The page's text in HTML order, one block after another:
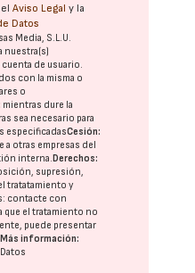
elAviso Legal y la
Datos
Media, S.L.U.
nuestra(s)
de usuario.
con la misma o
o
mientras dure la
sea necesario para
especificadasCesión:
a otras empresas del
interna.Derechos:
supresión,
tratatamiento y
contacte con
que el tratamiento no
puede presentar
Más información: